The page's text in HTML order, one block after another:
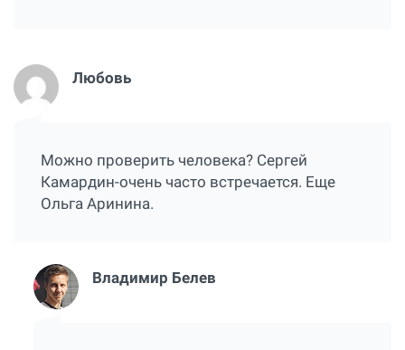
Любовь
Можно проверить человека? Сергей
Камардин-очень часто встречается. Еще
Ольга Аринина.
Владимир Белев